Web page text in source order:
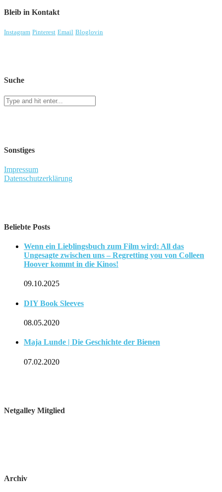
Bleib in Kontakt
Instagram Pinterest Email Bloglovin
Suche
Sonstiges
Impressum
Datenschutzerklärung
Beliebte Posts
Wenn ein Lieblingsbuch zum Film wird: All das
Ungesagte zwischen uns – Regretting you von Colleen
Hoover kommt in die Kinos!
09.10.2025
DIY Book Sleeves
08.05.2020
Maja Lunde | Die Geschichte der Bienen
07.02.2020
Netgalley Mitglied
Archiv